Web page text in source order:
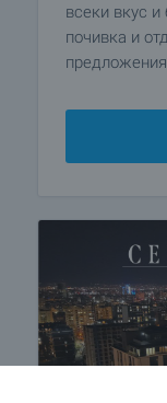
всеки вкус
почивка и